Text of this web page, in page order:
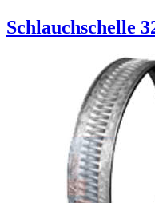
Schlauchschelle